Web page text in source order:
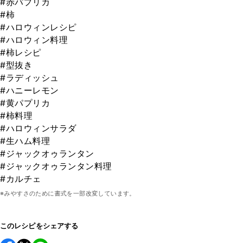
#赤パプリカ
#柿
#ハロウィンレシピ
#ハロウィン料理
#柿レシピ
#型抜き
#ラディッシュ
#ハニーレモン
#黄パプリカ
#柿料理
#ハロウィンサラダ
#生ハム料理
#ジャックオゥランタン
#ジャックオゥランタン料理
#カルチェ
※みやすさのために書式を一部改変しています。
このレシピをシェアする